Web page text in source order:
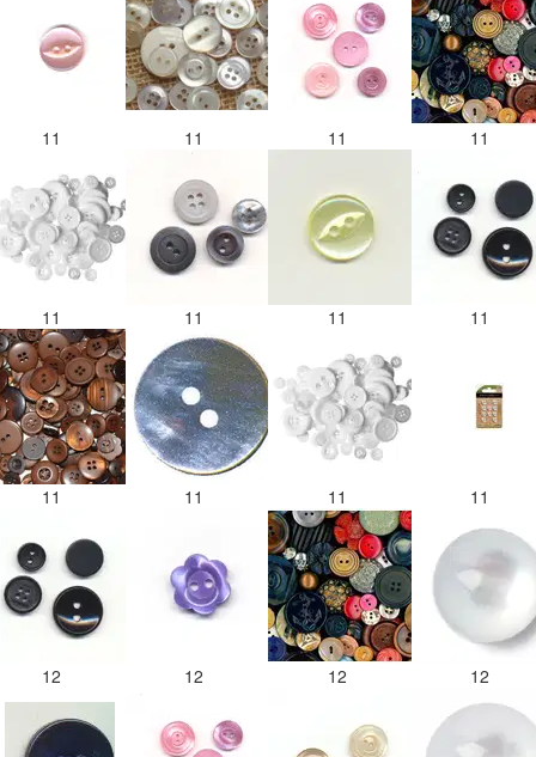
11 11 11 11
11 11 11 11
11 11 11 11
12 12 12 12